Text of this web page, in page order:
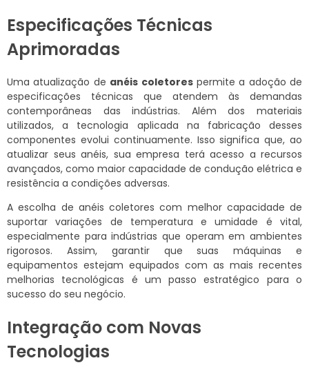
Especificações Técnicas
Aprimoradas
Uma atualização de anéis coletorespermite a adoção de
especificações técnicas que atendem às demandas
contemporâneas das indústrias. Além dos materiais
utilizados, a tecnologia aplicada na fabricação desses
componentes evolui continuamente. Isso significa que, ao
atualizar seus anéis, sua empresa terá acesso a recursos
avançados, como maior capacidade de condução elétrica e
resistência a condições adversas.
A escolha de anéis coletores com melhor capacidade de
suportar variações de temperatura e umidade é vital,
especialmente para indústrias que operam em ambientes
rigorosos. Assim, garantir que suas máquinas e
equipamentos estejam equipados com as mais recentes
melhorias tecnológicas é um passo estratégico para o
sucesso do seu negócio.
Integração com Novas
Tecnologias